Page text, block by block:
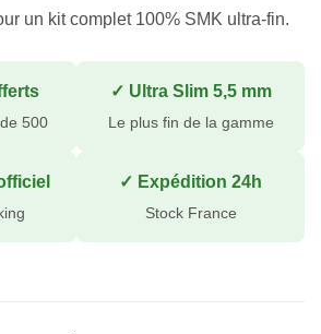
un kit complet 100% SMK ultra-fin.
500
✓ Ultra Slim 5,5 mm
Le plus fin de la gamme
✓ Expédition 24h
Stock France